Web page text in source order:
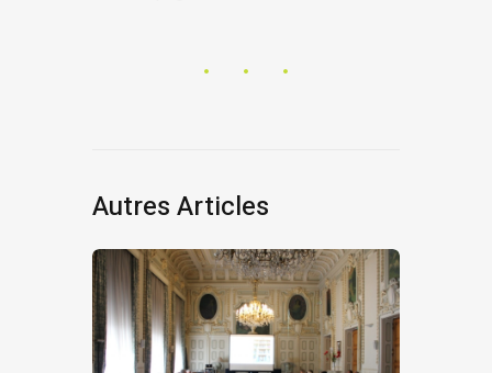
Autres Articles